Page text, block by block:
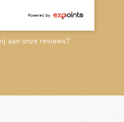
aan onze reviews?